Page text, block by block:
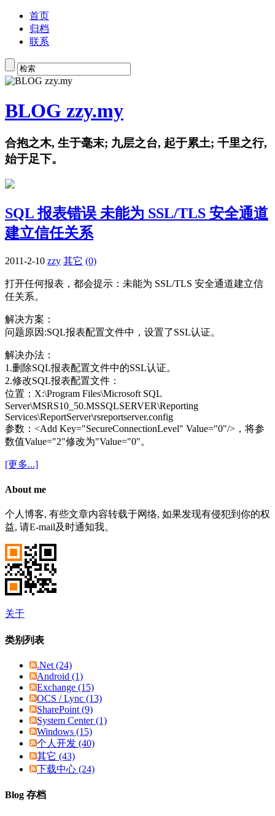
首页
归档
联系
BLOG zzy.my
合抱之木, 生于毫末; 九层之台, 起于累土; 千里之行,
始于足下。
SQL 报表错误 未能为 SSL/TLS 安全通道
建立信任关系
2011-2-10 zzy 其它 (0)
打开任何报表，都会提示：未能为 SSL/TLS 安全通道建立信
任关系。
解决方案：
问题原因:SQL报表配置文件中，设置了SSL认证。
解决办法：
1.删除SQL报表配置文件中的SSL认证。
2.修改SQL报表配置文件：
位置：X:\Program Files\Microsoft SQL
Server\MSRS10_50.MSSQLSERVER\Reporting
Services\ReportServer\rsreportserver.config
参数：<Add Key="SecureConnectionLevel" Value="0"/>，将参
数值Value="2"修改为"Value="0"。
[更多...]
About me
个人博客, 有些文章内容转载于网络, 如果发现有侵犯到你的权
益, 请E-mail及时通知我。
关于
类别列表
.Net (24)
Android (1)
Exchange (15)
OCS / Lync (13)
SharePoint (9)
System Center (1)
Windows (15)
个人开发 (40)
其它 (43)
下载中心 (24)
Blog 存档